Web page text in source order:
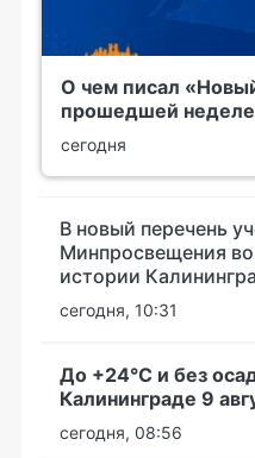
О чем писал
прошедшей неделе
сегодня
В новый перечень
Минпросвещения
истории
сегодня, 10:31
До +24°С и без
Калининграде 9
сегодня, 08:56